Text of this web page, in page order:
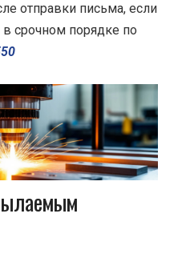
отправки письма, если
срочном порядке по